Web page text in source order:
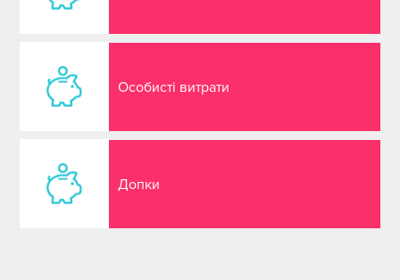
Особисті витрати
Допки